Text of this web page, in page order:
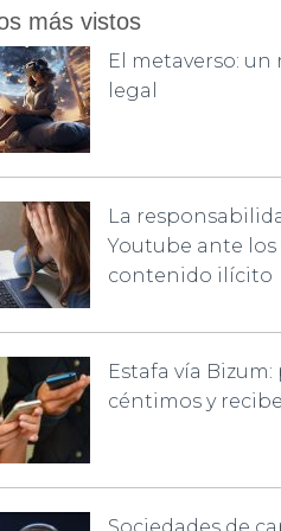
más vistos
El metaverso: un
legal
La
Youtube ante los
contenido ilícito
Estafa vía Bizum:
céntimos y